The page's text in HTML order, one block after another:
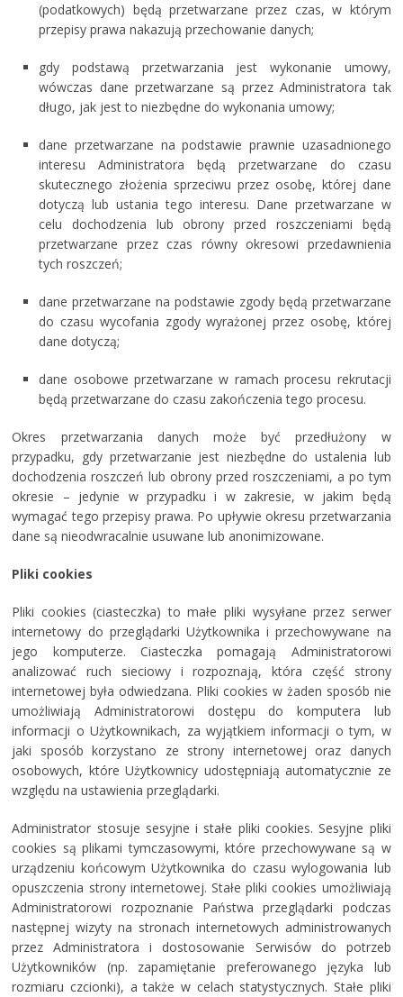
(podatkowych) będą przetwarzane przez czas, w którym
przepisy prawa nakazują przechowanie danych;
gdy podstawą przetwarzania jest wykonanie umowy,
wówczas dane przetwarzane są przez Administratora tak
długo, jak jest to niezbędne do wykonania umowy;
dane przetwarzane na podstawie prawnie uzasadnionego
interesu Administratora będą przetwarzane do czasu
skutecznego złożenia sprzeciwu przez osobę, której dane
dotyczą lub ustania tego interesu. Dane przetwarzane w
celu dochodzenia lub obrony przed roszczeniami będą
przetwarzane przez czas równy okresowi przedawnienia
tych roszczeń;
dane przetwarzane na podstawie zgody będą przetwarzane
do czasu wycofania zgody wyrażonej przez osobę, której
dane dotyczą;
dane osobowe przetwarzane w ramach procesu rekrutacji
będą przetwarzane do czasu zakończenia tego procesu.
Okres przetwarzania danych może być przedłużony w
przypadku, gdy przetwarzanie jest niezbędne do ustalenia lub
dochodzenia roszczeń lub obrony przed roszczeniami, a po tym
okresie – jedynie w przypadku i w zakresie, w jakim będą
wymagać tego przepisy prawa. Po upływie okresu przetwarzania
dane są nieodwracalnie usuwane lub anonimizowane.
Pliki cookies
Pliki cookies (ciasteczka) to małe pliki wysyłane przez serwer
internetowy do przeglądarki Użytkownika i przechowywane na
jego komputerze. Ciasteczka pomagają Administratorowi
analizować ruch sieciowy i rozpoznają, która część strony
internetowej była odwiedzana. Pliki cookies w żaden sposób nie
umożliwiają Administratorowi dostępu do komputera lub
informacji o Użytkownikach, za wyjątkiem informacji o tym, w
jaki sposób korzystano ze strony internetowej oraz danych
osobowych, które Użytkownicy udostępniają automatycznie ze
względu na ustawienia przeglądarki.
Administrator stosuje sesyjne i stałe pliki cookies. Sesyjne pliki
cookies są plikami tymczasowymi, które przechowywane są w
urządzeniu końcowym Użytkownika do czasu wylogowania lub
opuszczenia strony internetowej. Stałe pliki cookies umożliwiają
Administratorowi rozpoznanie Państwa przeglądarki podczas
następnej wizyty na stronach internetowych administrowanych
przez Administratora i dostosowanie Serwisów do potrzeb
Użytkowników (np. zapamiętanie preferowanego języka lub
rozmiaru czcionki), a także w celach statystycznych. Stałe pliki